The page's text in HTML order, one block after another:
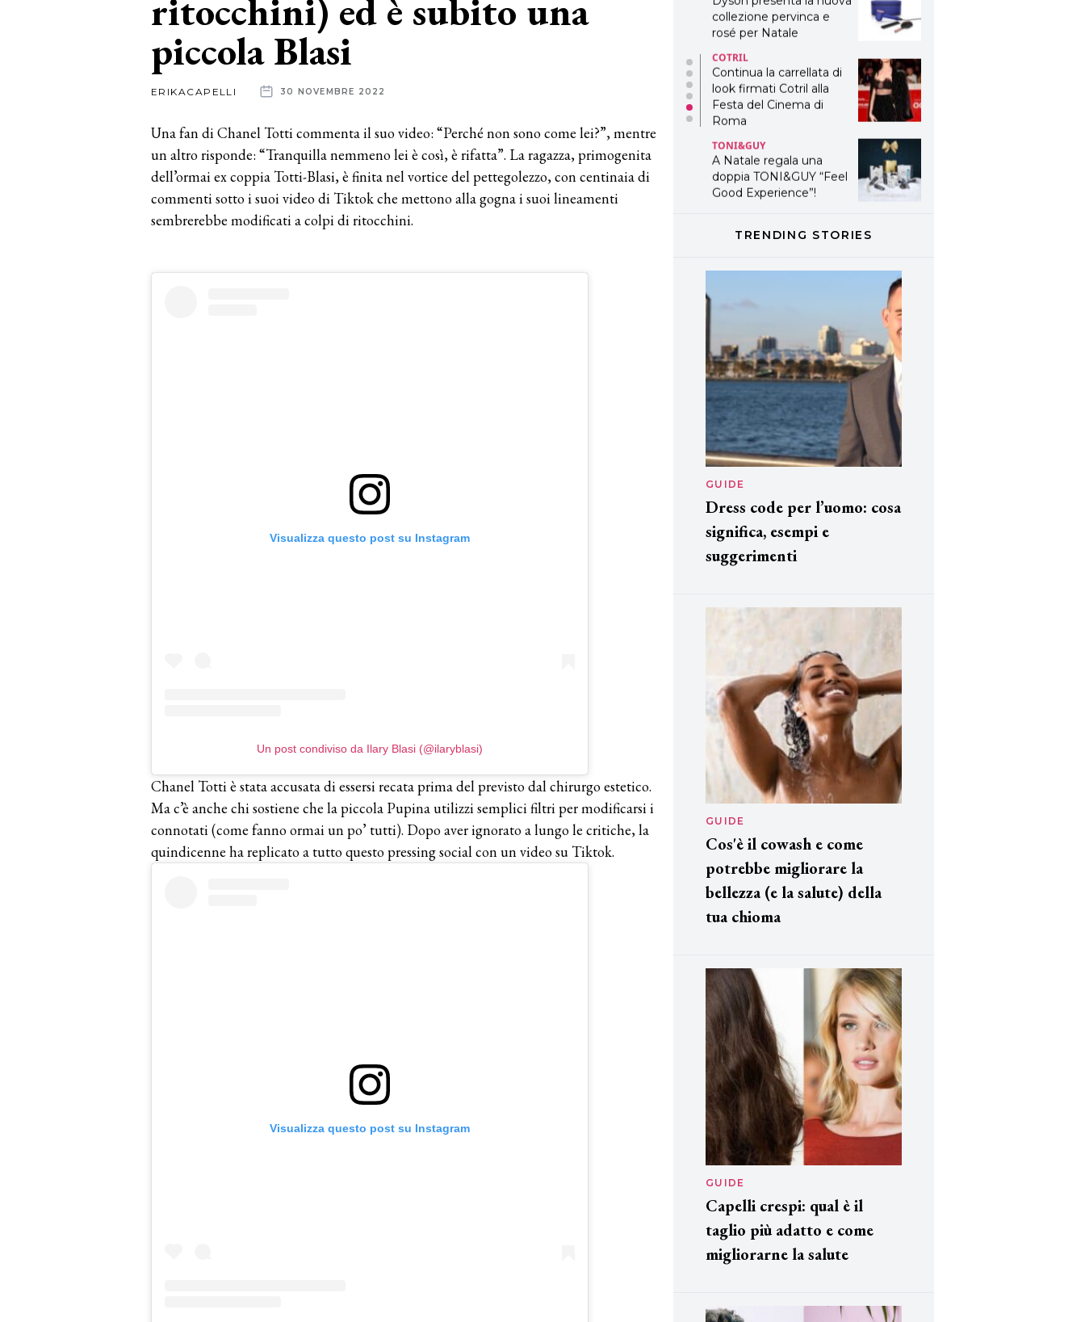
ritocchini) ed è subito una
piccola Blasi
ERIKACAPELLI 30 NOVEMBRE 2022
Una fan di Chanel Totti commenta il suo video: “Perché non sono come lei?”, mentre
un altro risponde: “Tranquilla nemmeno lei è così, è rifatta”. La ragazza, primogenita
dell’ormai ex coppia Totti-Blasi, è finita nel vortice del pettegolezzo, con centinaia di
commenti sotto i suoi video di Tiktok che mettono alla gogna i suoi lineamenti
sembrerebbe modificati a colpi di ritocchini.
Visualizza questo post su Instagram
Un post condiviso da Ilary Blasi (@ilaryblasi)
Chanel Totti è stata accusata di essersi recata prima del previsto dal chirurgo estetico.
Ma c’è anche chi sostiene che la piccola Pupina utilizzi semplici filtri per modificarsi i
connotati (come fanno ormai un po’ tutti). Dopo aver ignorato a lungo le critiche, la
quindicenne ha replicato a tutto questo pressing social con un video su Tiktok.
Visualizza questo post su Instagram
collezione pervinca e
rosé per Natale
COTRIL
Continua la carrellata di
look firmati Cotril alla
Festa del Cinema di
Roma
TONI&GUY
A Natale regala una
doppia TONI&GUY “Feel
Good Experience”!
LABEL.M lancia la sua
DAVINES
cofanetti beauty preziosi
per un regalo adatto ad
ogni capello
TRENDING STORIES
GUIDE
Dress code per l’uomo: cosa
significa, esempi e
suggerimenti
GUIDE
Cos'è il cowash e come
potrebbe migliorare la
bellezza (e la salute) della
tua chioma
GUIDE
Capelli crespi: qual è il
taglio più adatto e come
migliorarne la salute